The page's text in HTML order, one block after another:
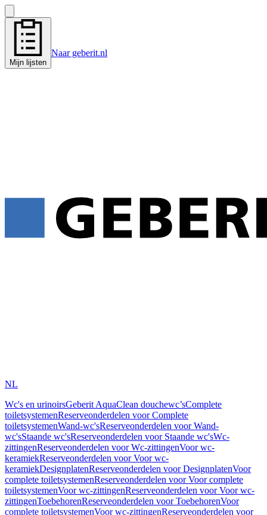
Mijn lijsten
Naar geberit.nl
NL
Wc's en urinoirsGeberit AquaClean douchewc’sComplete
toiletsystemenReserveonderdelen voor Complete
toiletsystemenWand-wc'sReserveonderdelen voor Wand-
wc'sStaande wc'sReserveonderdelen voor Staande wc'sWc-
zittingenReserveonderdelen voor Wc-zittingenVoor wc-
keramiekReserveonderdelen voor Voor wc-
keramiekDesignplatenReserveonderdelen voor DesignplatenVoor
complete toiletsystemenReserveonderdelen voor Voor complete
toiletsystemenVoor wc-zittingenReserveonderdelen voor Voor wc-
zittingenToebehorenReserveonderdelen voor ToebehorenVoor
complete toiletsystemenVoor wc-zittingenReserveonderdelen voor